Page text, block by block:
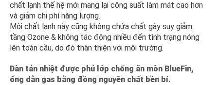
chất lạnh thế hệ mới mang lại công suất làm mát cao hơn
và giảm chi phí năng lượng.
Môi chất lạnh này cũng không chứa chất gây suy giảm
tầng Ozone & không tác động nhiều đến tình trạng nóng
lên toàn cầu, do đó thân thiện với môi trường.
Dàn tản nhiệt được phủ lớp chống ăn mòn BlueFin,
ống dẫn gas bằng đồng nguyên chất bền bỉ.